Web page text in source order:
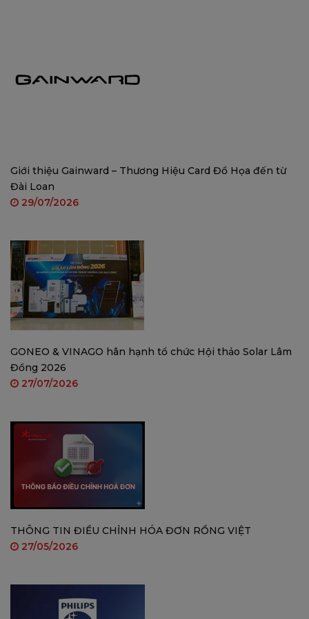
chuyển động, camera lập tức chuyển sang ghi
Với tầm phát hiện lên đến 25 mét và không bị ảnh
hưởng bởi độ chính xác thấp của cảm biến PIR,
AOV PT tăng cường hiệu quả giám sát và bảo vệ
tài sản một cách đáng tin cậy hơn.
Năng lượng không giới hạn, luôn sẵn sàng
Camera trang bị pin dung lượng lớn 10.000mAh và
tấm pin năng lượng mặt trời, mang lại khả năng
hoạt động không giới hạn thời gian mà không cần
quan tâm đến sạc lại hoặc thay pin.
Kết nối linh hoạt, không gián đoạn
Giới thiệu Gainward – Thương Hiệu Card Đồ Họa đến từ
Đài Loan
29/07/2026
GONEO & VINAGO hân hạnh tổ chức Hội thảo Solar Lâm
Đồng 2026
27/07/2026
THÔNG TIN ĐIỀU CHỈNH HÓA ĐƠN RỒNG VIỆT
27/05/2026